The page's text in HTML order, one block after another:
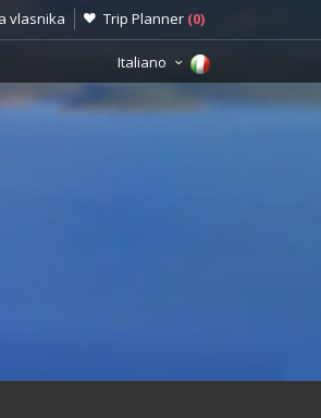
vlasnika Trip Planner (0)
Italiano